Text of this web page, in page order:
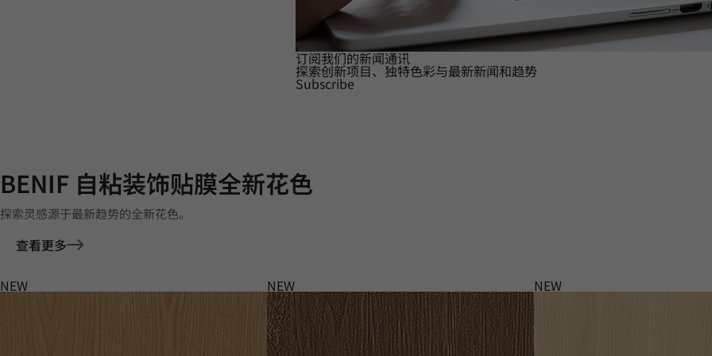
订阅我们的新闻通讯
探索创新项目、独特色彩与最新新闻和趋势
Subscribe
BENIF 自粘装饰贴膜全新花色
探索灵感源于最新趋势的全新花色。
查看更多
NEW NEW NEW